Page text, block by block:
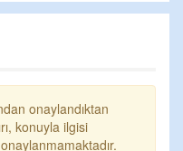
onaylandıktan
konuyla ilgisi